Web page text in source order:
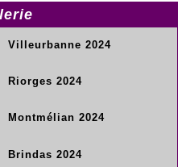
Villeurbanne 2024
Riorges 2024
Montmélian 2024
Brindas 2024